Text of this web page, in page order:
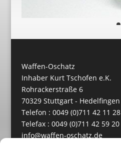
Waffen-Oschatz
Inhaber Kurt Tschofen e.K.
Rohrackerstraße 6
70329 Stuttgart - Hedelfingen
Telefon : 0049 (0)711 42 11 28
Telefax : 0049 (0)711 42 59 20
info@waffen-oschatz.de